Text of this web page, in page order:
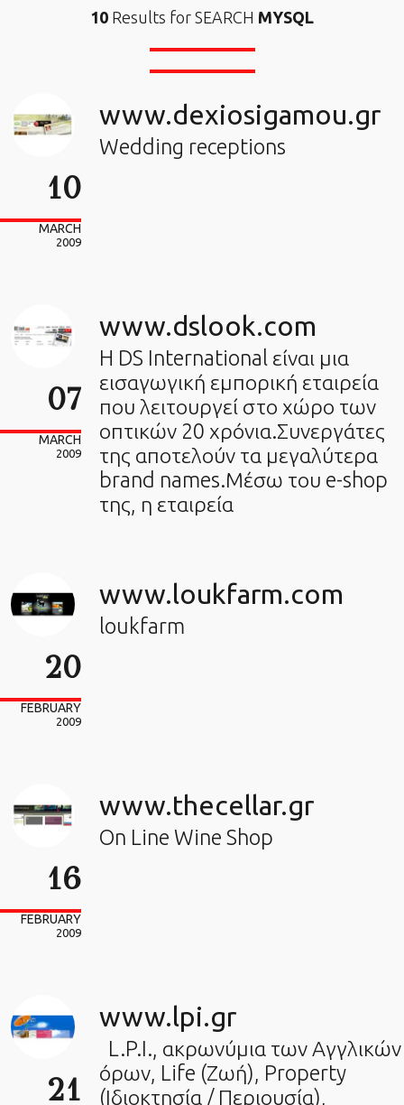
10 Results for SEARCH MYSQL
10
MARCH
2009
www.dexiosigamou.gr
Wedding receptions
07
MARCH
2009
www.dslook.com
H DS International είναι μια
εισαγωγική εμπορική εταιρεία
που λειτουργεί στο χώρο των
οπτικών 20 χρόνια.Συνεργάτες
της αποτελούν τα μεγαλύτερα
brand names.Μέσω του e-shop
της, η εταιρεία
20
FEBRUARY
2009
www.loukfarm.com
loukfarm
16
FEBRUARY
2009
www.thecellar.gr
On Line Wine Shop
21
www.lpi.gr
L.P.I., ακρωνύμια των Αγγλικών
όρων, Life (Ζωή), Property
(Ιδιοκτησία / Περιουσία),